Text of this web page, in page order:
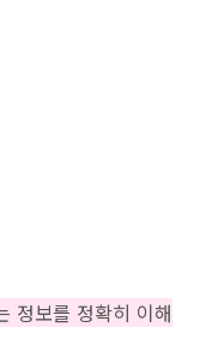
정보를 정확히 이해